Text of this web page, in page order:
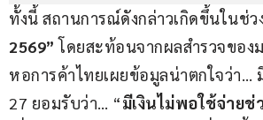
ทั้งนี้ สถานการณ์ดังกล่าวเกิดขึ้นในช่ว
2569” โดยสะท้อนจากผลสำรวจของ
หอการค้าไทยเผยข้อมูลน่าตกใจว่า…
27 ยอมรับว่า… “มีเงินไม่พอใช้จ่ายช่